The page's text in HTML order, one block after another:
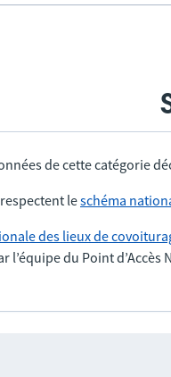
de cette catégorie
leschéma
des lieux de
l’équipe du Point